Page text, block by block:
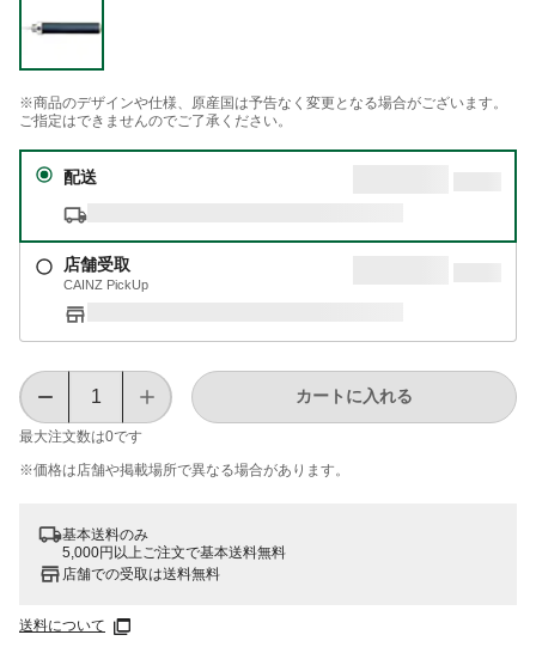
※商品のデザインや仕様、原産国は予告なく変更となる場合がございます。
ご指定はできませんのでご了承ください。
配送
店舗受取
CAINZ PickUp
最大注文数は0です
カートに入れる
※価格は​店舗や​掲載場所で​異なる​場合が​あります。
基本送料のみ
5,000円以上ご注文で基本送料無料
店舗での受取は送料無料
送料について